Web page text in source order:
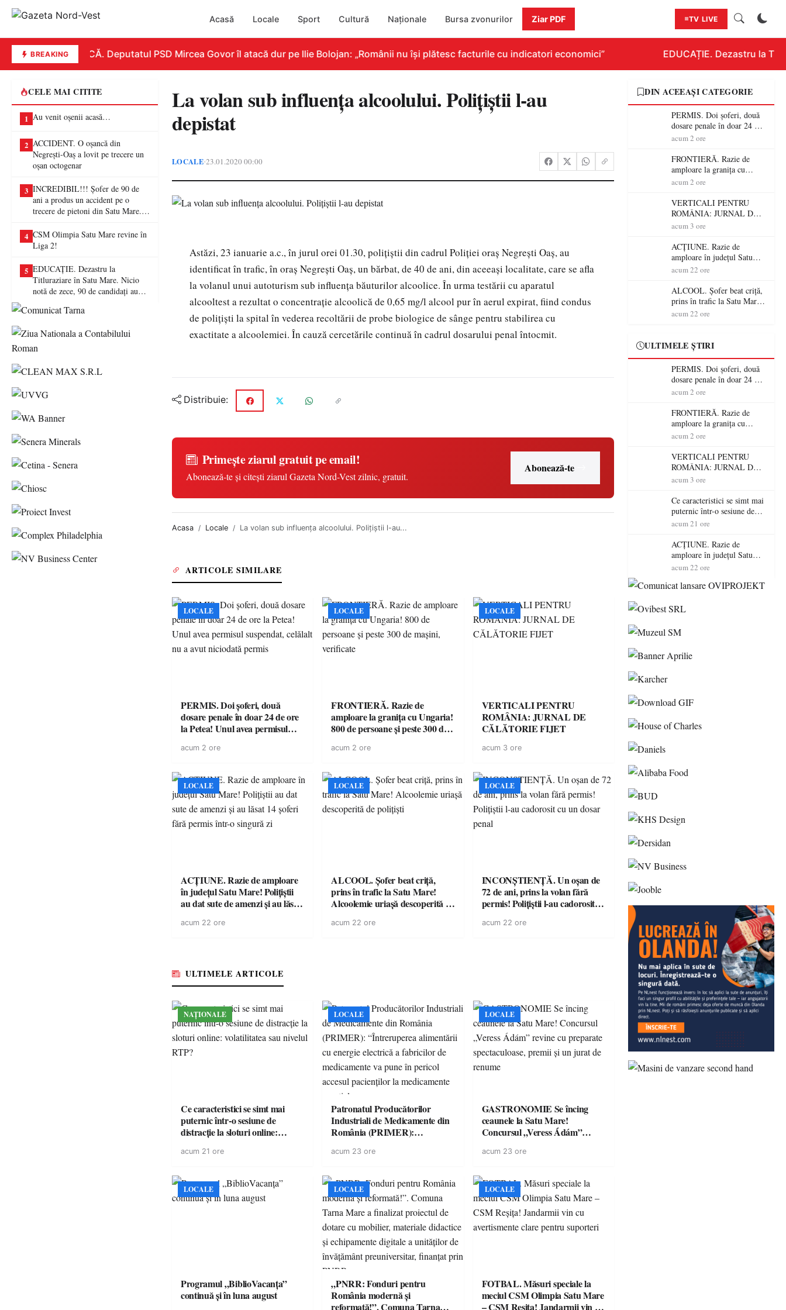
Acasă Locale Sport Cultură Naționale Bursa zvonurilor Ziar PDF TV LIVE
BREAKINGREPLICĂ. Deputatul PSD Mircea Govor îl atacă dur pe Ilie Bolojan: „Românii nu își plătesc facturile cu indicatori economici” EDUCAȚIE. Dezastru la
CELE MAI CITITE
1 Au venit oșenii acasă…
2 ACCIDENT. O oșancă din
Negrești-Oaș a lovit pe trecere un
oșan octogenar
3 INCREDIBIL!!! Șofer de 90 de
ani a produs un accident pe o
trecere de pietoni din Satu Mare. O
4 CSM Olimpia Satu Mare revine în
Liga 2!
5 EDUCAȚIE. Dezastru la
Titluraziare în Satu Mare. Nicio
notă de zece, 90 de candidați au
La volan sub influența alcoolului. Polițiștii l-au
depistat
LOCALE•23.01.2020 00:00
Astăzi, 23 ianuarie a.c., în jurul orei 01.30, polițiștii din cadrul Poliției oraș Negrești Oaș, au
identificat în trafic, în oraș Negrești Oaș, un bărbat, de 40 de ani, din aceeași localitate, care se afla
la volanul unui autoturism sub influența băuturilor alcoolice. În urma testării cu aparatul
alcooltest a rezultat o concentrație alcoolică de 0,65 mg/l alcool pur în aerul expirat, fiind condus
de polițiști la spital în vederea recoltării de probe biologice de sânge pentru stabilirea cu
exactitate a alcoolemiei. În cauză cercetările continuă în cadrul dosarului penal întocmit.
Distribuie:
Primește ziarul gratuit pe email!
Abonează-te și citești ziarul Gazeta Nord-Vest zilnic, gratuit.
Abonează-te
Acasa Locale La volan sub influența alcoolului. Polițiștii l-au...
ARTICOLE SIMILARE
LOCALE
PERMIS. Doi șoferi, două
dosare penale în doar 24 de ore
la Petea! Unul avea permisul
niciodată permis
acum 2 ore
LOCALE
FRONTIERĂ. Razie de
amploare la granița cu Ungaria!
800 de persoane și peste 300 de
acum 2 ore
LOCALE
VERTICALI PENTRU
ROMÂNIA: JURNAL DE
CĂLĂTORIE FIJET
acum 3 ore
LOCALE
ACȚIUNE. Razie de amploare
în județul Satu Mare! Polițiștii
au dat sute de amenzi și au lăsat
singură zi
acum 22 ore
LOCALE
ALCOOL. Șofer beat criță,
prins în trafic la Satu Mare!
Alcoolemie uriașă descoperită de
acum 22 ore
LOCALE
INCONȘTIENȚĂ. Un oșan de
72 de ani, prins la volan fără
permis! Polițiștii l-au cadorosit
acum 22 ore
ULTIMELE ARTICOLE
NAȚIONALE
Ce caracteristici se simt mai
puternic într-o sesiune de
distracție la sloturi online:
acum 21 ore
LOCALE
Patronatul Producătorilor
Industriali de Medicamente din
România (PRIMER):
energie electrică a fabricilor de
accesul pacienților la
medicamente esențiale
acum 23 ore
LOCALE
GASTRONOMIE Se încing
ceaunele la Satu Mare!
Concursul „Veress Ádám”
spectaculoase, premii și un jurat
acum 23 ore
LOCALE
Programul „BiblioVacanța”
continuă și în luna august
LOCALE
„PNRR: Fonduri pentru
România modernă și
reformată!”. Comuna Tarna
LOCALE
FOTBAL. Măsuri speciale la
meciul CSM Olimpia Satu Mare
– CSM Reșița! Jandarmii vin cu
DIN ACEEAȘI CATEGORIE
PERMIS. Doi șoferi, două
dosare penale în doar 24 de
ore la Petea! Unul avea
nu a avut niciodată permis
acum 2 ore
FRONTIERĂ. Razie de
amploare la granița cu
Ungaria! 800 de persoane și
verificate
acum 2 ore
VERTICALI PENTRU
ROMÂNIA: JURNAL DE
CĂLĂTORIE FIJET
acum 3 ore
ACȚIUNE. Razie de
amploare în județul Satu
Mare! Polițiștii au dat sute
șoferi fără permis într-o
singură zi
acum 22 ore
ALCOOL. Șofer beat criță,
prins în trafic la Satu Mare!
Alcoolemie uriașă
acum 22 ore
ULTIMELE ȘTIRI
PERMIS. Doi șoferi, două
dosare penale în doar 24 de
ore la Petea! Unul avea
nu a avut niciodată permis
acum 2 ore
FRONTIERĂ. Razie de
amploare la granița cu
Ungaria! 800 de persoane și
verificate
acum 2 ore
VERTICALI PENTRU
ROMÂNIA: JURNAL DE
CĂLĂTORIE FIJET
acum 3 ore
Ce caracteristici se simt mai
puternic într-o sesiune de
distracție la sloturi online:
RTP?
acum 21 ore
ACȚIUNE. Razie de
amploare în județul Satu
Mare! Polițiștii au dat sute
șoferi fără permis într-o
acum 22 ore